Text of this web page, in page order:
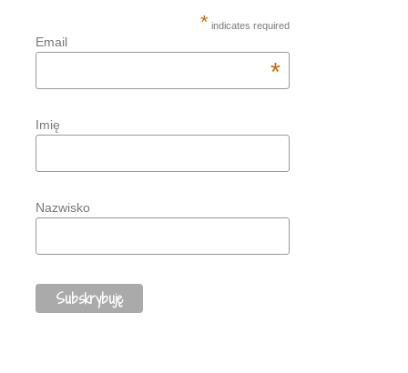
* indicates required
Email
*
Imię
Nazwisko